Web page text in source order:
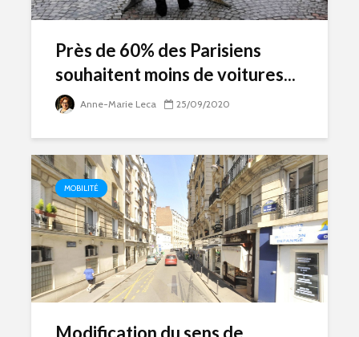
Près de 60% des Parisiens
souhaitent moins de voitures...
Anne-Marie Leca 25/09/2020
MOBILITÉ
Modification du sens de